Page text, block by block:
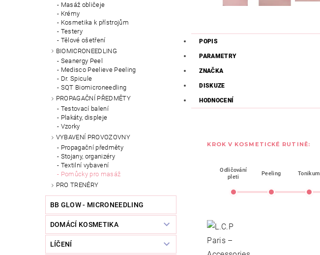
Masáž obličeje
Krémy
Kosmetika k přístrojům
Testery
Tělové ošetření
BIOMICRONEEDLING
Seanergy Peel
Medisco Peelieve Peeling
Dr. Spicule
SQT Biomicroneedling
PROPAGAČNÍ PŘEDMĚTY
Testovací balení
Plakáty, displeje
Vzorky
VYBAVENÍ PROVOZOVNY
Propagační předměty
Stojany, organizéry
Textilní vybavení
Pomůcky pro masáž
PRO TRENÉRY
BB GLOW - MICRONEEDLING
DOMÁCÍ KOSMETIKA
LÍČENÍ
POPIS
PARAMETRY
ZNAČKA
DISKUZE
HODNOCENÍ
KROK V KOSMETICKÉ RUTINĚ:
Odličování
pleti
Peeling Tonikum